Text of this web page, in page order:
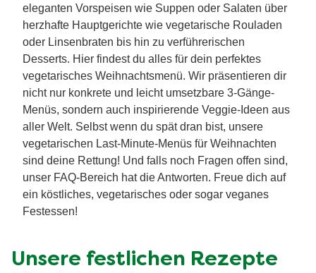
eleganten Vorspeisen wie Suppen oder Salaten über
herzhafte Hauptgerichte wie vegetarische Rouladen
oder Linsenbraten bis hin zu verführerischen
Desserts. Hier findest du alles für dein perfektes
vegetarisches Weihnachtsmenü. Wir präsentieren dir
nicht nur konkrete und leicht umsetzbare 3-Gänge-
Menüs, sondern auch inspirierende Veggie-Ideen aus
aller Welt. Selbst wenn du spät dran bist, unsere
vegetarischen Last-Minute-Menüs für Weihnachten
sind deine Rettung! Und falls noch Fragen offen sind,
unser FAQ-Bereich hat die Antworten. Freue dich auf
ein köstliches, vegetarisches oder sogar veganes
Festessen!
Unsere festlichen Rezepte